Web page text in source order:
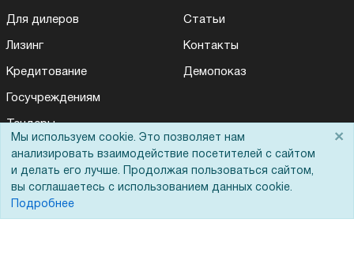
Для дилеров
Лизинг
Кредитование
Госучреждениям
Тендеры
Бренды
ЭДО
Статьи
Контакты
Демопоказ
Мы используем cookie. Это позволяет нам
анализировать взаимодействие посетителей с сайтом
и делать его лучше. Продолжая пользоваться сайтом,
вы соглашаетесь с использованием данных cookie.
Подробнее
×